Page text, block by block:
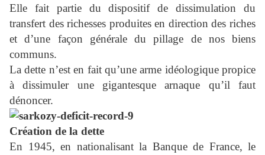
Elle fait partie du dispositif de dissimulation du
transfert des richesses produites en direction des riches
et d’une façon générale du pillage de nos biens
communs.
La dette n’est en fait qu’une arme idéologique propice
à dissimuler une gigantesque arnaque qu’il faut
dénoncer.
Création de la dette
En 1945, en nationalisant la Banque de France, le